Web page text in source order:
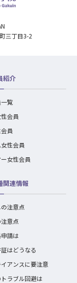
三丁目3-2
紹介
覧
会員
員
性会員
女性会員
関連情報
注意点
意点
請は
はどうなる
アンスに要注意
ラブル回避は